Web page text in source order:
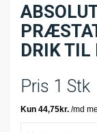
DRIK TIL
Pris 1 Stk